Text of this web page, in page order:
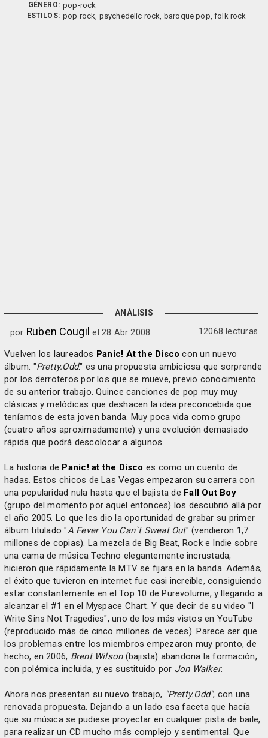
GÉNERO: pop-rock
ESTILOS: pop rock, psychedelic rock, baroque pop, folk rock
ANÁLISIS
por Ruben Cougil el 28 Abr 2008 12068 lecturas
Vuelven los laureados Panic! At the Disco con un nuevo
álbum. "Pretty.Odd." es una propuesta ambiciosa que sorprende
por los derroteros por los que se mueve, previo conocimiento
de su anterior trabajo. Quince canciones de pop muy muy
clásicas y melódicas que deshacen la idea preconcebida que
teníamos de esta joven banda. Muy poca vida como grupo
(cuatro años aproximadamente) y una evolución demasiado
rápida que podrá descolocar a algunos.
La historia de Panic! at the Disco es como un cuento de
hadas. Estos chicos de Las Vegas empezaron su carrera con
una popularidad nula hasta que el bajista de Fall Out Boy
(grupo del momento por aquel entonces) los descubrió allá por
el año 2005. Lo que les dio la oportunidad de grabar su primer
álbum titulado "A Fever You Can`t Sweat Out" (vendieron 1,7
millones de copias). La mezcla de Big Beat, Rock e Indie sobre
una cama de música Techno elegantemente incrustada,
hicieron que rápidamente la MTV se fijara en la banda. Además,
el éxito que tuvieron en internet fue casi increíble, consiguiendo
estar constantemente en el Top 10 de Purevolume, y llegando a
alcanzar el #1 en el Myspace Chart. Y que decir de su video "I
Write Sins Not Tragedies", uno de los más vistos en YouTube
(reproducido más de cinco millones de veces). Parece ser que
los problemas entre los miembros empezaron muy pronto, de
hecho, en 2006, Brent Wilson(bajista) abandona la formación,
con polémica incluida, y es sustituido por Jon Walker.
Ahora nos presentan su nuevo trabajo, "Pretty.Odd", con una
renovada propuesta. Dejando a un lado esa faceta que hacía
que su música se pudiese proyectar en cualquier pista de baile,
para realizar un CD mucho más complejo y sentimental. Que